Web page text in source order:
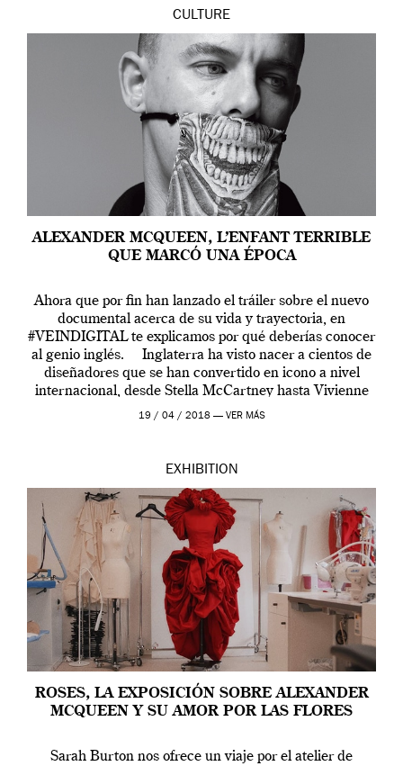
CULTURE
ALEXANDER MCQUEEN, L’ENFANT TERRIBLE
QUE MARCÓ UNA ÉPOCA
Ahora que por fin han lanzado el tráiler sobre el nuevo
documental acerca de su vida y trayectoria, en
#VEINDIGITAL te explicamos por qué deberías conocer
al genio inglés. Inglaterra ha visto nacer a cientos de
diseñadores que se han convertido en icono a nivel
internacional, desde Stella McCartney hasta Vivienne
Westwood pasando […]
19 / 04 / 2018 — VER MÁS
EXHIBITION
ROSES, LA EXPOSICIÓN SOBRE ALEXANDER
MCQUEEN Y SU AMOR POR LAS FLORES
Sarah Burton nos ofrece un viaje por el atelier de